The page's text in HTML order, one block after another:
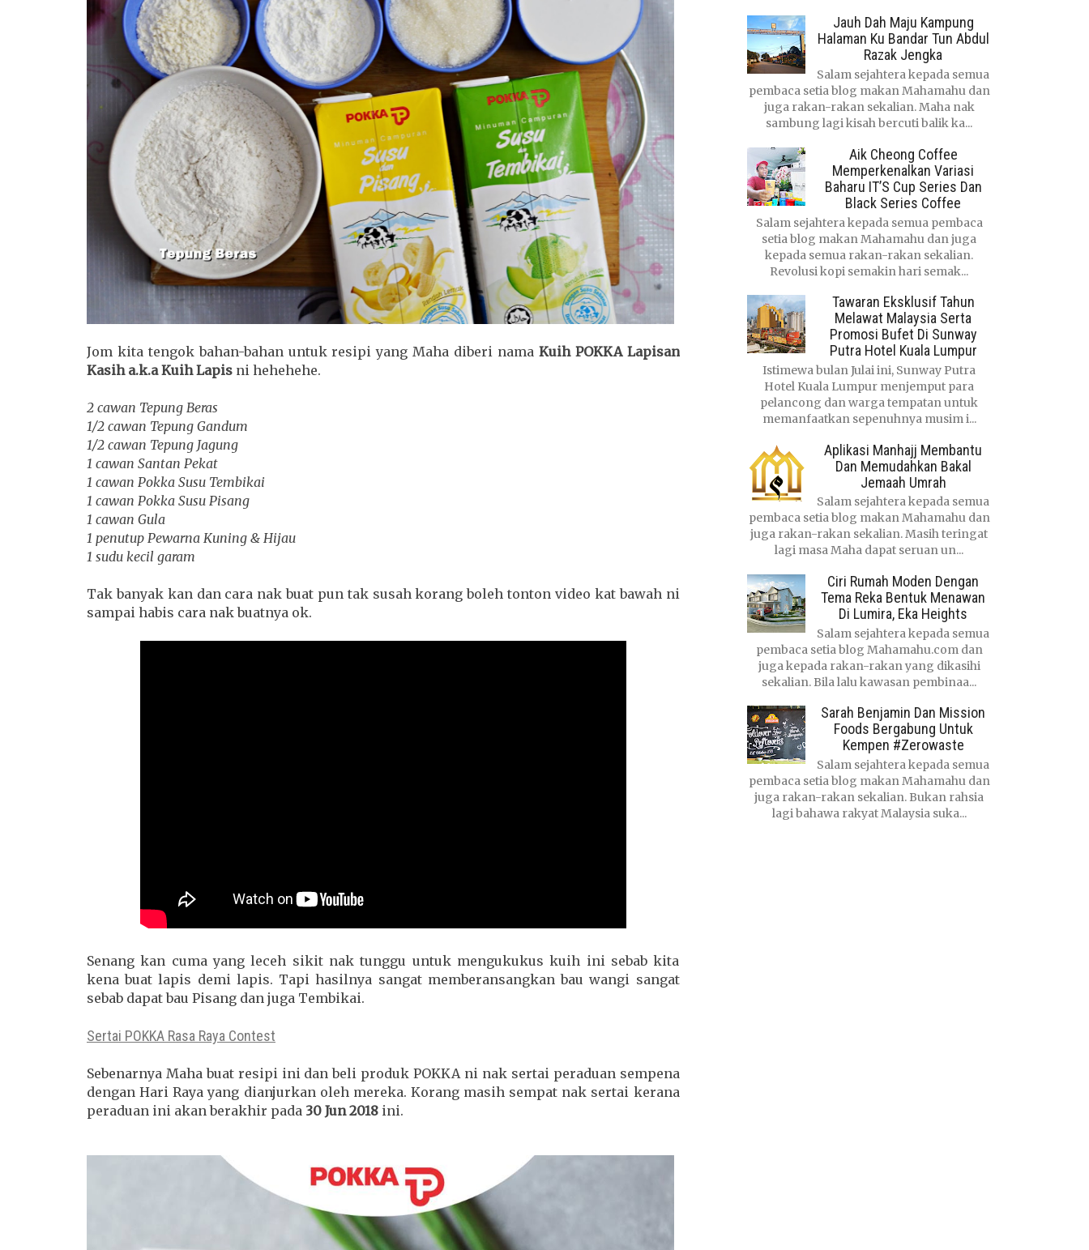
Jom kita tengok bahan-bahan untuk resipi yang Maha diberi nama Kuih POKKA Lapisan
Kasih a.k.a Kuih Lapis ni hehehehe.
2 cawan Tepung Beras
1/2 cawan Tepung Gandum
1/2 cawan Tepung Jagung
1 cawan Santan Pekat
1 cawan Pokka Susu Tembikai
1 cawan Pokka Susu Pisang
1 cawan Gula
1 penutup Pewarna Kuning & Hijau
1 sudu kecil garam
Tak banyak kan dan cara nak buat pun tak susah korang boleh tonton video kat bawah ni
sampai habis cara nak buatnya ok.
Senang kan cuma yang leceh sikit nak tunggu untuk mengukukus kuih ini sebab kita
kena buat lapis demi lapis. Tapi hasilnya sangat memberansangkan bau wangi sangat
sebab dapat bau Pisang dan juga Tembikai.
Sertai POKKA Rasa Raya Contest
Sebenarnya Maha buat resipi ini dan beli produk POKKA ni nak sertai peraduan sempena
dengan Hari Raya yang dianjurkan oleh mereka. Korang masih sempat nak sertai kerana
peraduan ini akan berakhir pada 30 Jun 2018 ini.
Jauh Dah Maju Kampung
Halaman Ku Bandar Tun Abdul
Razak Jengka
Salam sejahtera kepada semua
pembaca setia blog makan Mahamahu dan
juga rakan-rakan sekalian. Maha nak
sambung lagi kisah bercuti balik ka...
Aik Cheong Coffee
Memperkenalkan Variasi
Baharu IT’S Cup Series Dan
Black Series Coffee
Salam sejahtera kepada semua pembaca
setia blog makan Mahamahu dan juga
kepada semua rakan-rakan sekalian.
Revolusi kopi semakin hari semak...
Tawaran Eksklusif Tahun
Melawat Malaysia Serta
Promosi Bufet Di Sunway
Putra Hotel Kuala Lumpur
Istimewa bulan Julai ini, Sunway Putra
Hotel Kuala Lumpur menjemput para
pelancong dan warga tempatan untuk
memanfaatkan sepenuhnya musim i...
Aplikasi Manhajj Membantu
Dan Memudahkan Bakal
Jemaah Umrah
Salam sejahtera kepada semua
pembaca setia blog makan Mahamahu dan
juga rakan-rakan sekalian. Masih teringat
lagi masa Maha dapat seruan un...
Ciri Rumah Moden Dengan
Tema Reka Bentuk Menawan
Di Lumira, Eka Heights
Salam sejahtera kepada semua
pembaca setia blog Mahamahu.com dan
juga kepada rakan-rakan yang dikasihi
sekalian. Bila lalu kawasan pembinaa...
Sarah Benjamin Dan Mission
Foods Bergabung Untuk
Kempen #Zerowaste
Salam sejahtera kepada semua
pembaca setia blog makan Mahamahu dan
juga rakan-rakan sekalian. Bukan rahsia
lagi bahawa rakyat Malaysia suka...